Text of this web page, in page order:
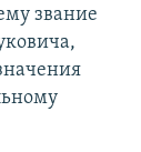
звание